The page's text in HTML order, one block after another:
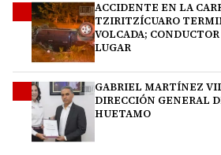
ACCIDENTE EN LA
TZIRITZÍCUARO
VOLCADA;
LUGAR
GABRIEL MARTÍNEZ
DIRECCIÓN GENERAL
HUETAMO